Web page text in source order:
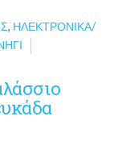
, ΗΛΕΚΤΡΟΝΙΚΆ/